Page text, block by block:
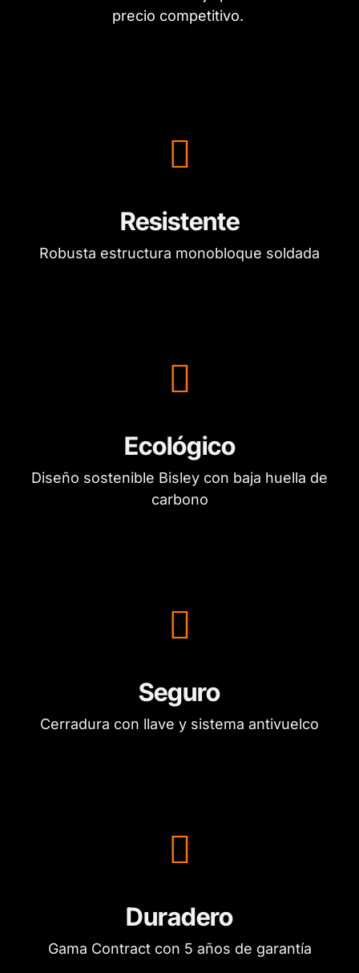
precio competitivo.
Resistente
Robusta estructura monobloque soldada
Ecológico
Diseño sostenible Bisley con baja huella de
carbono
Seguro
Cerradura con llave y sistema antivuelco
Duradero
Gama Contract con 5 años de garantía